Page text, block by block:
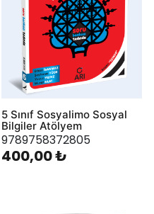
5 Sınıf Sosyalimo Sosyal
Bilgiler Atölyem
9789758372805
400,00 ₺